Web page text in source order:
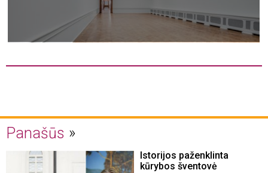
Panašūs
Istorijos paženklinta
kūrybos šventovė